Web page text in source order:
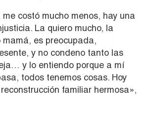
me costó mucho menos, hay una
La quiero mucho, la
mamá, es preocupada,
y no condeno tanto las
y lo entiendo porque a mí
todos tenemos cosas. Hoy
familiar hermosa»,